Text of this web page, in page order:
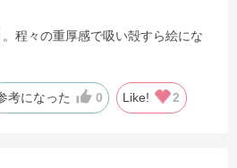
程々の重厚感で吸い殻すら絵にな
考になった 0 Like! 2